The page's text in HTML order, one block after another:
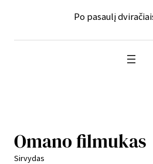
Po pasaulį
Omano filmukas
Sirvydas